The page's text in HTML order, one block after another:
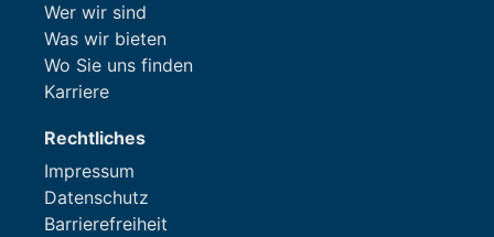
Wer wir sind
Was wir bieten
Wo Sie uns finden
Karriere
Rechtliches
Impressum
Datenschutz
Barrierefreiheit